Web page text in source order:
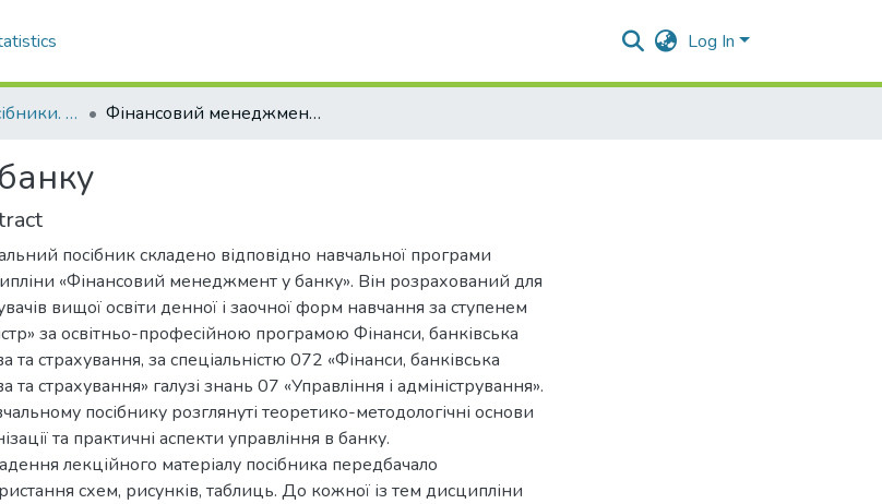
Log In
Підручники і посібники. Факультет обліку та фінансів Фінансовий менеджмент у банку
посібник складено відповідно навчальної програми
«Фінансовий менеджмент у банку». Він розрахований для
вищої освіти денної і заочної форм навчання за ступенем
за освітньо-професійною програмою Фінанси, банківська
та страхування, за спеціальністю 072 «Фінанси, банківська
та страхування» галузі знань 07 «Управління і адміністрування».
посібнику розглянуті теоретико-методологічні основи
та практичні аспекти управління в банку.
лекційного матеріалу посібника передбачало
схем, рисунків, таблиць. До кожної із тем дисципліни